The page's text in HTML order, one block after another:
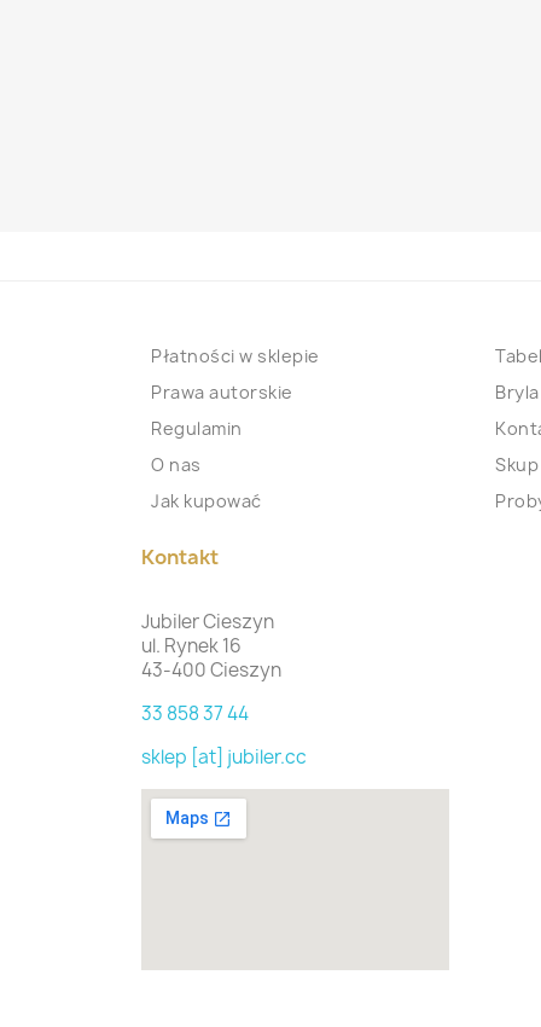
Płatności w sklepie
Prawa autorskie
Regulamin
O nas
Jak kupować
Kontakt
Jubiler Cieszyn
ul. Rynek 16
43-400 Cieszyn
33 858 37 44
sklep [at] jubiler.cc